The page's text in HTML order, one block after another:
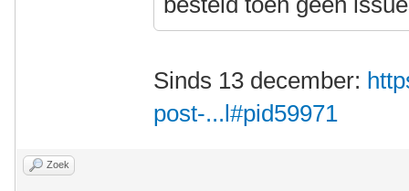
Sinds 13 december:
post-...l#pid59971
Zoek